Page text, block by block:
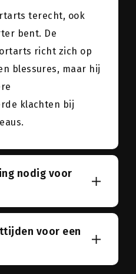
terecht, ook
bent. De
richt zich op
blessures, maar hij
klachten bij
nodig voor
voor een